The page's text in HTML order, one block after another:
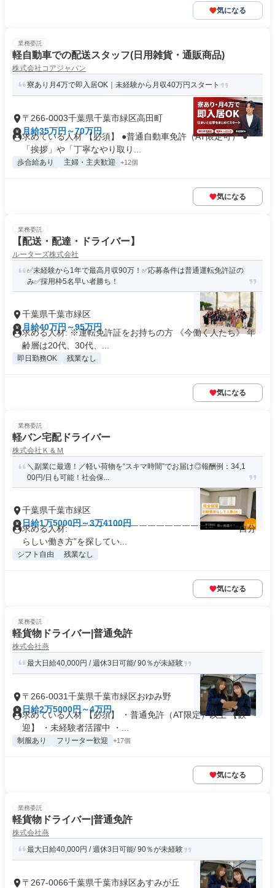
気になる
業務委託
軽自動車での配送スタッフ(日用雑貨・通販商品)
株式会社コアジャパン
寮あり月4万で即入居OK｜未経験から月収40万円スタート
〒266-0003千葉県千葉市緑区高田町
月給35万円～70万円
求めている人材 【必須】 ●普通自動車免許（AT限定可） ●
「挨拶」や「丁寧なやり取り...
歩合給あり 主婦・主夫歓迎 +12個
気になる
業務委託
【配送・配達・ドライバー】
ルーターズ株式会社
✅未経験から1年で最高月収90万！✅応募条件は普通運転免許証の
み✅採用枠5名早い者勝ち！
千葉県千葉市緑区
月給40万円～95万円
求める人材: ※運転免許証をお持ちの方 《今働く人たち》 年
齢層は20代、30代、...
即日勤務OK 残業なし
気になる
業務委託
軽バン宅配ドライバー
株式会社Ｋ＆Ｍ
＼副業に最適！／軽い荷物を“スキマ時間”でお届け◎報酬例：34,1
00円/日も可能！社会保...
千葉県千葉市緑区
日給1万5000円～3万4100円
求める人材: ￣￣￣￣￣￣￣￣￣￣￣￣￣￣￣￣￣￣￣ “自分
らしい働き方”を探してい...
シフト自由 残業なし
気になる
業務委託
軽貨物ドライバー|普通免許
株式会社燕
最大日給40,000円 / 週休3日可能/ 90％が未経験
〒266-0031千葉県千葉市緑区おゆみ野
日給2万5000円～4万円
求めている人材 【必須】 ・普通免許（AT限定）以上 【歓
迎】 ・未経験者活躍中 ・...
制服あり フリーター歓迎 +17個
気になる
業務委託
軽貨物ドライバー|普通免許
株式会社燕
最大日給40,000円 / 週休3日可能/ 90％が未経験
〒267-0066千葉県千葉市緑区あすみが丘